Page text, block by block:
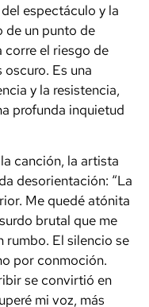
espectáculo y la
de un punto de
corre el riesgo de
Es una
y la resistencia,
profunda inquietud
canción, la artista
desorientación: “La
Me quedé atónita
brutal que me
rumbo. El silencio se
por conmoción.
se convirtió en
mi voz, más